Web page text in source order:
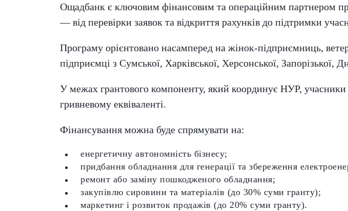
Ощадбанк є ключовим фінансовим та операційним партнером
— від перевірки заявок та відкриття рахунків до підтримки
Програму орієнтовано насамперед на жінок-підприємниць,
підприємці з Сумської, Харківської, Херсонської, Запорізької,
У межах грантового компоненту, який координує НУР,
гривневому еквіваленті.
Фінансування можна буде спрямувати на:
енергетичну автономність бізнесу;
придбання обладнання для генерації та збереження
ремонт або заміну пошкодженого обладнання;
закупівлю сировини та матеріалів (до 30% суми гранту);
маркетинг і розвиток продажів (до 20% суми гранту).